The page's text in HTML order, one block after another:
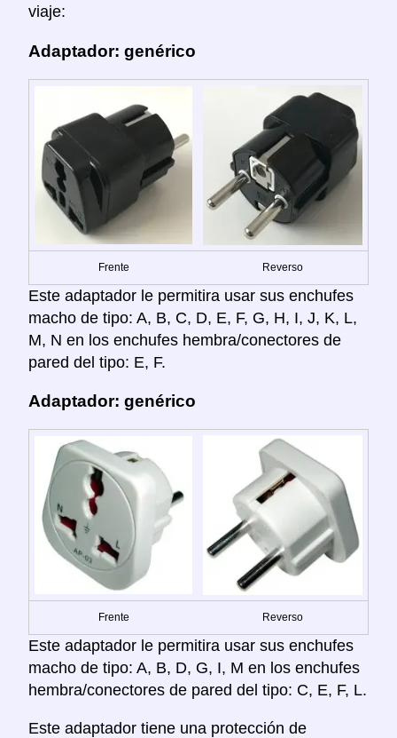
viaje:
Adaptador: genérico
Frente Reverso
Este adaptador le permitira usar sus enchufes
macho de tipo: A, B, C, D, E, F, G, H, I, J, K, L,
M, N en los enchufes hembra/conectores de
pared del tipo: E, F.
Adaptador: genérico
Frente Reverso
Este adaptador le permitira usar sus enchufes
macho de tipo: A, B, D, G, I, M en los enchufes
hembra/conectores de pared del tipo: C, E, F, L.
Este adaptador tiene una protección de